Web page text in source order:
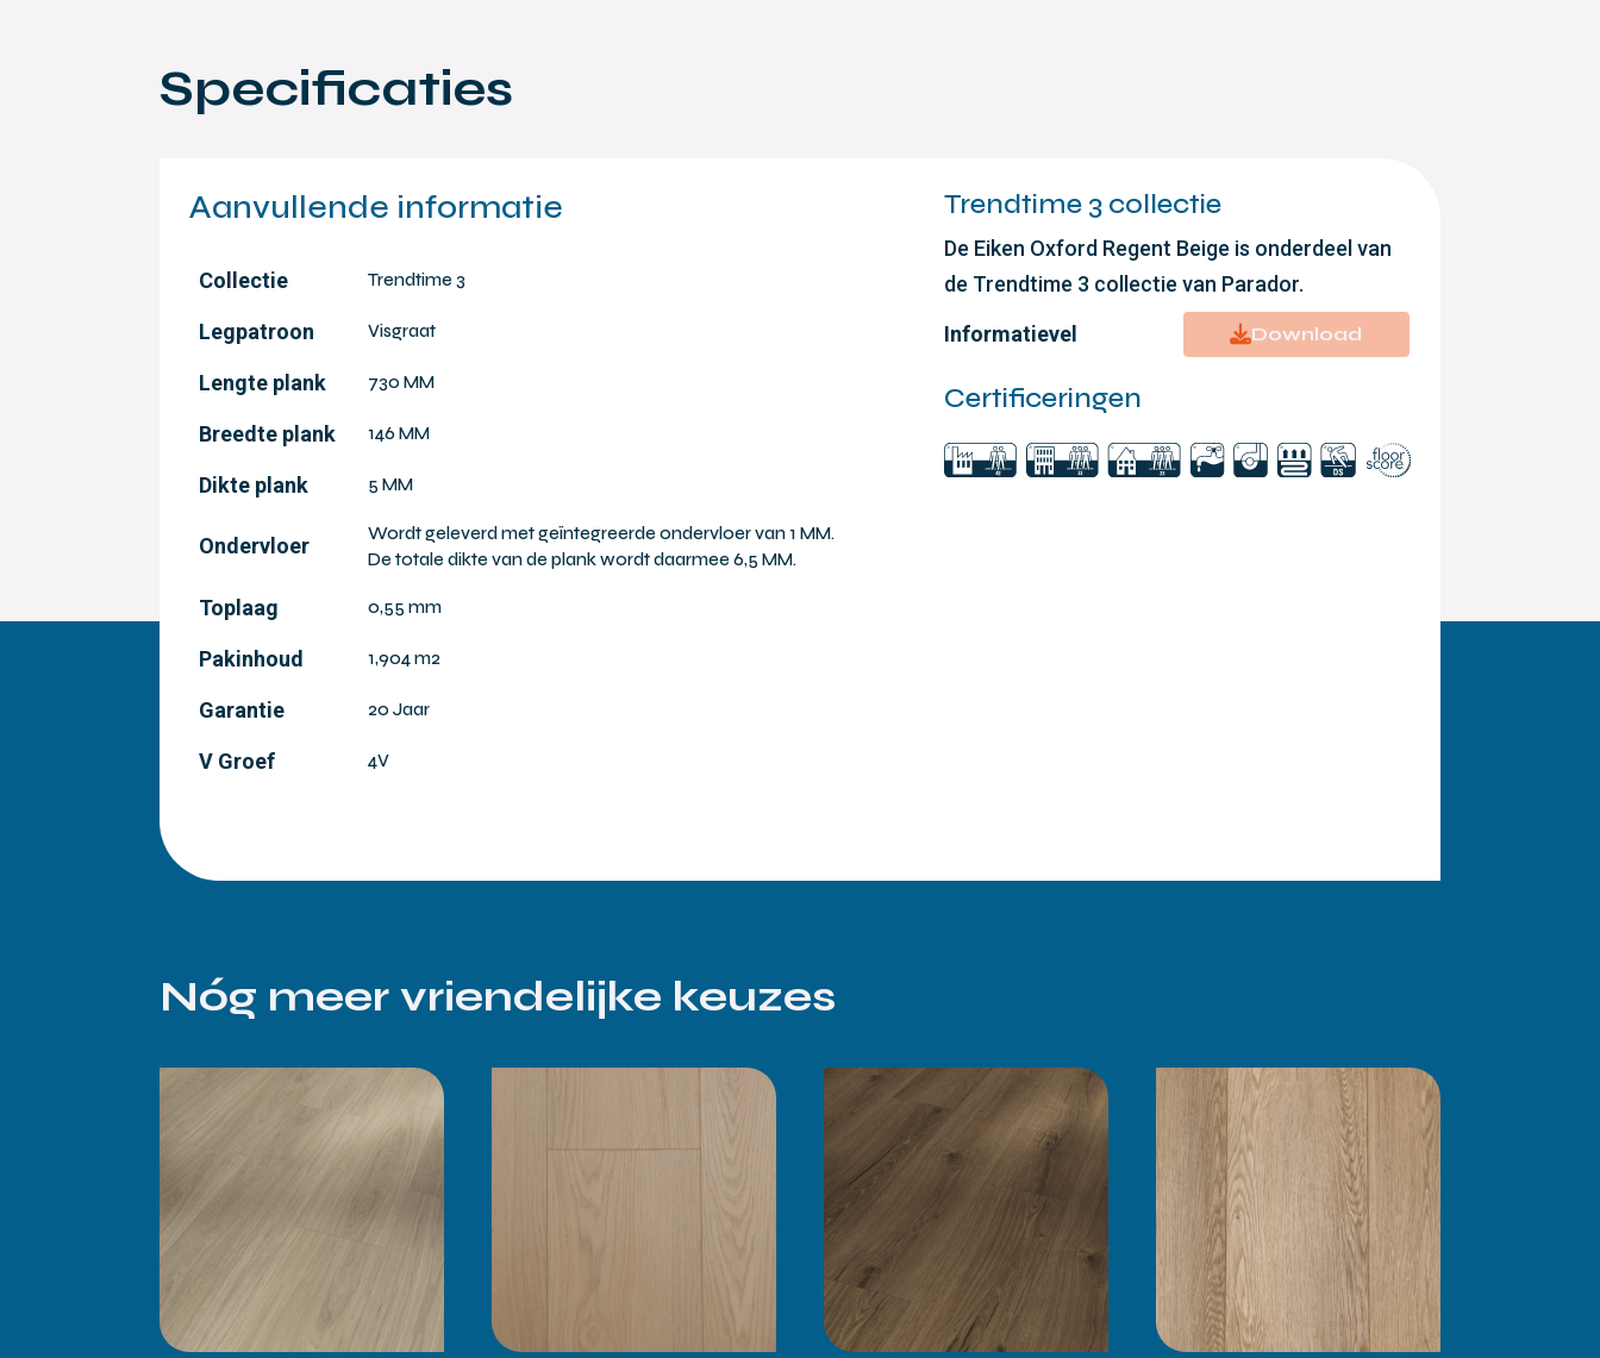
Specificaties
Aanvullende informatie
Collectie Trendtime 3
Legpatroon Visgraat
Lengte plank 730 MM
Breedte plank 146 MM
Dikte plank 5 MM
Ondervloer
Wordt geleverd met geïntegreerde ondervloer van 1 MM.
De totale dikte van de plank wordt daarmee 6,5 MM.
Toplaag 0,55 mm
Pakinhoud 1,904 m2
Garantie 20 Jaar
V Groef 4V
Trendtime 3 collectie
De Eiken Oxford Regent Beige is onderdeel van
de Trendtime 3 collectie van Parador.
Informatievel
Download
Certificeringen
Nóg meer vriendelijke keuzes